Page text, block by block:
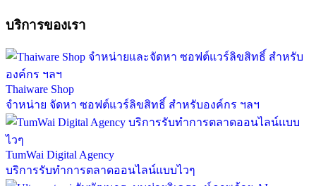
บริการของเรา
Thaiware Shop
จำหน่าย จัดหา ซอฟต์แวร์ลิขสิทธิ์ สำหรับองค์กร ฯลฯ
TumWai Digital Agency
บริการรับทำการตลาดออนไลน์แบบไวๆ